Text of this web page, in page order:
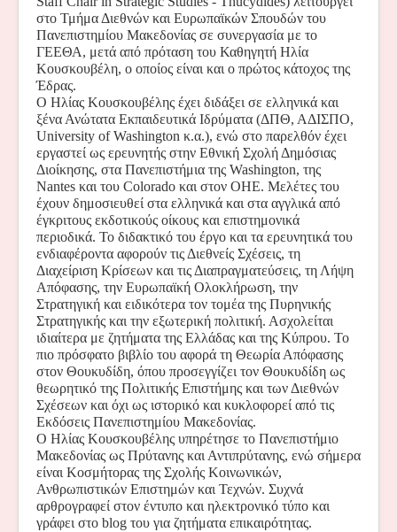
στο Τμήμα Διεθνών και Ευρωπαϊκών Σπουδών του
Πανεπιστημίου Μακεδονίας σε συνεργασία με το
ΓΕΕΘΑ, μετά από πρόταση του Καθηγητή Ηλία
Κουσκουβέλη, ο οποίος είναι και o πρώτος κάτοχος της
Έδρας.
Ο Ηλίας Κουσκουβέλης έχει διδάξει σε ελληνικά και
ξένα Ανώτατα Εκπαιδευτικά Ιδρύματα (ΔΠΘ, ΑΔΙΣΠΟ,
University of Washington κ.α.), ενώ στο παρελθόν έχει
εργαστεί ως ερευνητής στην Εθνική Σχολή Δημόσιας
Διοίκησης, στα Πανεπιστήμια της Washington, της
Nantes και του Colorado και στον ΟΗΕ. Μελέτες του
έχουν δημοσιευθεί στα ελληνικά και στα αγγλικά από
έγκριτους εκδοτικούς οίκους και επιστημονικά
περιοδικά. Το διδακτικό του έργο και τα ερευνητικά του
ενδιαφέροντα αφορούν τις Διεθνείς Σχέσεις, τη
Διαχείριση Κρίσεων και τις Διαπραγματεύσεις, τη Λήψη
Απόφασης, την Ευρωπαϊκή Ολοκλήρωση, την
Στρατηγική και ειδικότερα τον τομέα της Πυρηνικής
Στρατηγικής και την εξωτερική πολιτική. Ασχολείται
ιδιαίτερα με ζητήματα της Ελλάδας και της Κύπρου. Το
πιο πρόσφατο βιβλίο του αφορά τη Θεωρία Απόφασης
στον Θουκυδίδη, όπου προσεγγίζει τον Θουκυδίδη ως
θεωρητικό της Πολιτικής Επιστήμης και των Διεθνών
Σχέσεων και όχι ως ιστορικό και κυκλοφορεί από τις
Εκδόσεις Πανεπιστημίου Μακεδονίας.
Ο Ηλίας Κουσκουβέλης υπηρέτησε το Πανεπιστήμιο
Μακεδονίας ως Πρύτανης και Αντιπρύτανης, ενώ σήμερα
είναι Κοσμήτορας της Σχολής Κοινωνικών,
Ανθρωπιστικών Επιστημών και Τεχνών. Συχνά
αρθρογραφεί στον έντυπο και ηλεκτρονικό τύπο και
γράφει στο blog του για ζητήματα επικαιρότητας.